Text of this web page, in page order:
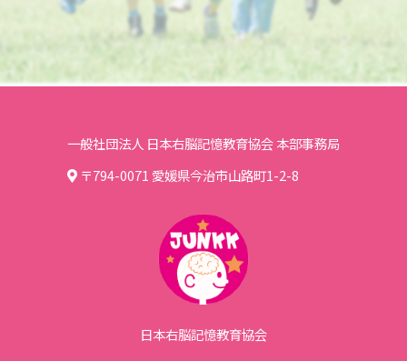
一般社団法人 日本右脳記憶教育協会 本部事務局
〒794-0071 愛媛県今治市山路町1-2-8
日本右脳記憶教育協会